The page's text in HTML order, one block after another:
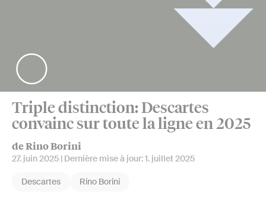
Triple distinction: Descartes
convainc sur toute la ligne en 2025
de Rino Borini
27. juin 2025 | Dernière mise à jour:1. juillet 2025
Descartes Rino Borini